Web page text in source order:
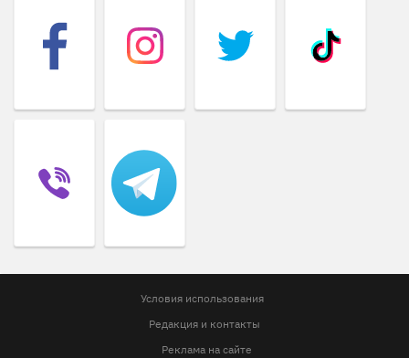
Условия использования
Редакция и контакты
Реклама на сайте